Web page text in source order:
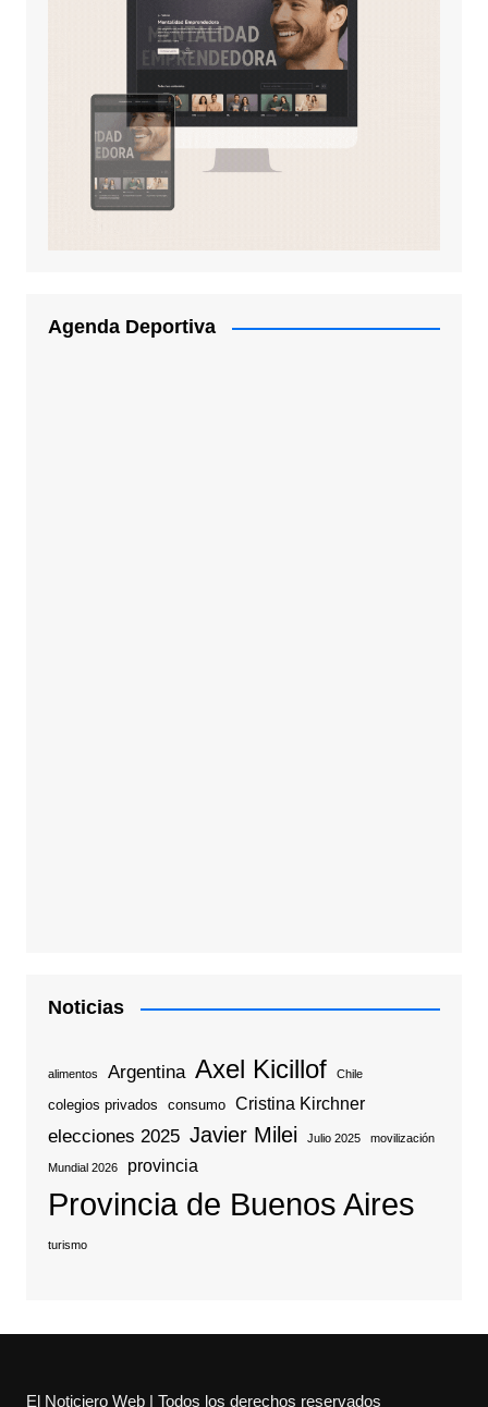
Agenda Deportiva
Noticias
alimentos Argentina Axel Kicillof Chile
colegios privados consumo Cristina Kirchner
elecciones 2025 Javier Milei Julio 2025 movilización
Mundial 2026 provincia
Provincia de Buenos Aires
turismo
El Noticiero Web | Todos los derechos reservados